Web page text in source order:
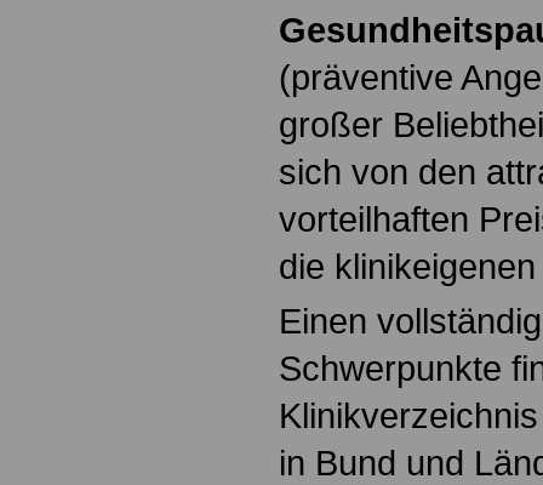
(präventive
großer
sich von den
vorteilhaften
die
Einen
Schwerpunkte
in Bund und